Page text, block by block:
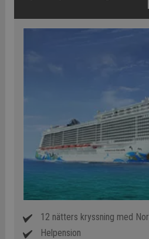
12 nätters kryssning med
Helpension